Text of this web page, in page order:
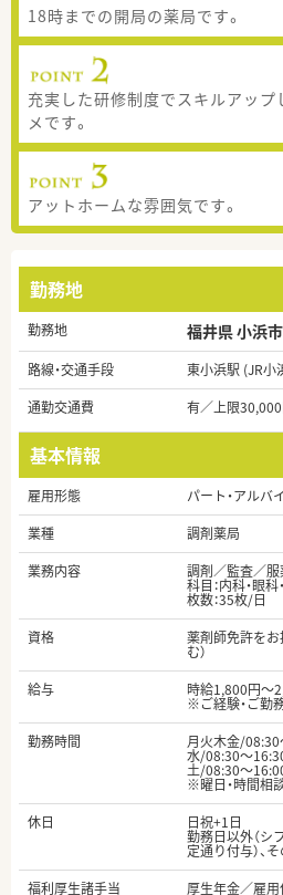
18時までの開局の薬局です。
充実した研修制度でスキルアップ
メです。
アットホームな雰囲気です。
勤務地
勤務地 福井県 小浜市
路線・交通手段
東小浜駅 (JR小
通勤交通費
有／上限
基本情報
雇用形態
パート・アルバ
業種
調剤薬局
業務内容
調剤／監査／
科目：内科・眼科
枚数：35枚/日
資格
薬剤師免許をお
む）
給与
時給1,800円～
※ご経験・ご勤
勤務時間
月火木金/
水/08:30～
土/08:30～
※曜日・時間相
休日
日祝+1日
勤務日以外（シ
定通り付与）、
福利厚生諸手当
厚生年金／雇